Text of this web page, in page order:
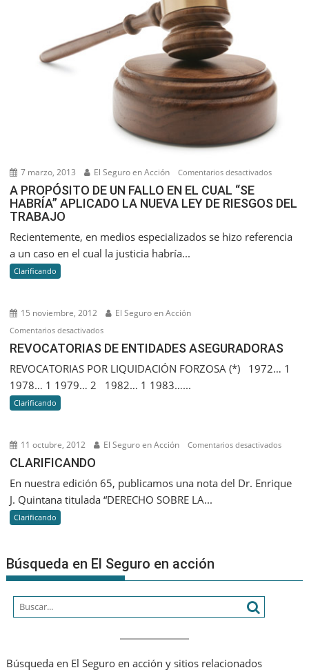
7 marzo, 2013 El Seguro en Acción Comentarios desactivadosen
LA
NUEVA
TRABAJO
A PROPÓSITO DE UN FALLO EN EL CUAL “SE
HABRÍA” APLICADO LA NUEVA LEY DE RIESGOS DEL
TRABAJO
Recientemente, en medios especializados se hizo referencia
a un caso en el cual la justicia habría...
Clarificando
15 noviembre, 2012 El Seguro en Acción
Comentarios desactivadosen
REVOCATORIAS
ENTIDADES
ASEGURADORAS
REVOCATORIAS DE ENTIDADES ASEGURADORAS
REVOCATORIAS POR LIQUIDACIÓN FORZOSA (*) 1972… 1
1978… 1 1979… 2 1982… 1 1983…...
Clarificando
11 octubre, 2012 El Seguro en Acción Comentarios desactivadosen
CLARIFICANDO
En nuestra edición 65, publicamos una nota del Dr. Enrique
J. Quintana titulada “DERECHO SOBRE LA...
Clarificando
Búsqueda en El Seguro en acción
Búsqueda en El Seguro en acción y sitios relacionados